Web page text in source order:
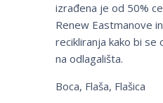
izrađena je od 50%
Renew Eastmanove
recikliranja kako bi
na odlagališta.
Boca, Flaša, Flašica